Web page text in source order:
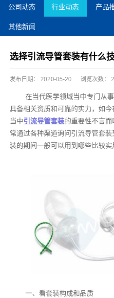
公司动态 行业动态 产品
其他新闻
选择引流导管套装有什么
发布日期： 2020-05-20 浏览次数：
在当代医学领域当中专门从
具备相关资质和可靠的实力，如
当中引流导管套装的重要性不言
常通过各种渠道询问引流导管套
装的期间一般可以用到哪些比较实
一、看套装构成和品质